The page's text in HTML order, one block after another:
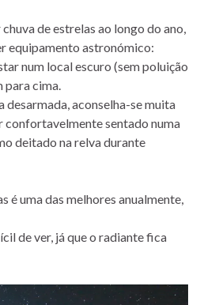
de estrelas ao longo do ano,
equipamento astronómico:
num local escuro (sem poluição
para cima.
desarmada, aconselha-se muita
confortavelmente sentado numa
deitado na relva durante
é uma das melhores anualmente,
de ver, já que o radiante fica